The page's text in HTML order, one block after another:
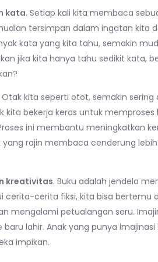
kata. Setiap kali kita membaca
tersimpan dalam ingatan kita
kata yang kita tahu, semakin
jika kita hanya tahu sedikit kata,
Otak kita seperti otot, semakin sering
kita bekerja keras untuk
ini membantu meningkatkan
rajin membaca cenderung
kreativitas. Buku adalah jendela
cerita-cerita fiksi, kita bisa bertemu
mengalami petualangan seru.
lahir. Anak yang punya
impikan.